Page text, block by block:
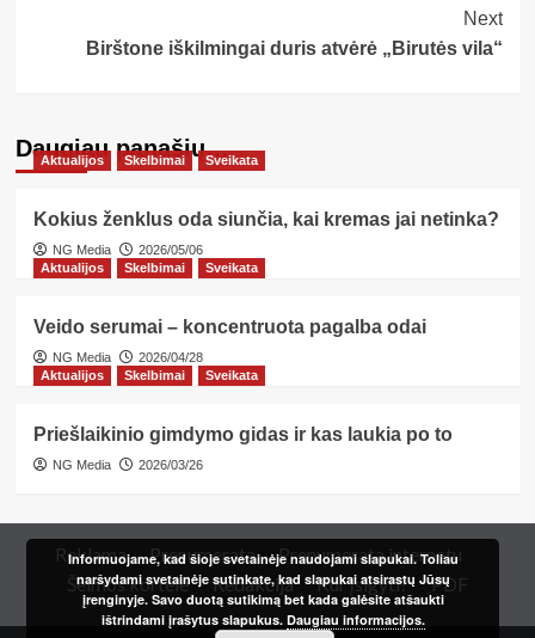
Next
Birštone iškilmingai duris atvėrė „Birutės vila“
Daugiau panašių…
Aktualijos Skelbimai Sveikata
Kokius ženklus oda siunčia, kai kremas jai netinka?
NG Media
2026/05/06
Aktualijos
Skelbimai Sveikata
Veido serumai – koncentruota pagalba odai
NG Media
2026/04/28
Aktualijos
Skelbimai Sveikata
Priešlaikinio gimdymo gidas ir kas laukia po to
NG Media 2026/03/26
Reklama Prenumerata
Prenumerata internetu
Šeimos kortelė
Redakcija Kur įsigyti? PDF
Informuojame, kad šioje svetainėje naudojami slapukai. Toliau
naršydami svetainėje sutinkate, kad slapukai atsirastų Jūsų
įrenginyje. Savo duotą sutikimą bet kada galėsite atšaukti
ištrindami įrašytus slapukus. Daugiau informacijos.